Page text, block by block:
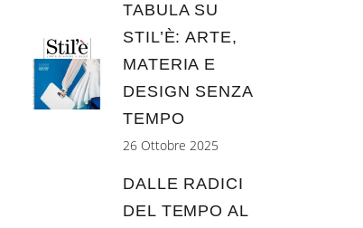
TABULA SU
STIL’È: ARTE,
MATERIA E
DESIGN SENZA
TEMPO
26 Ottobre 2025
DALLE RADICI
DEL TEMPO AL